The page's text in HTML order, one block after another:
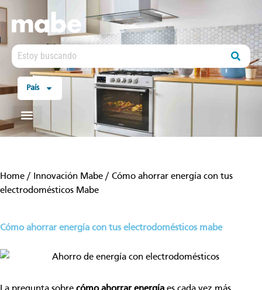
País
Home / Innovación Mabe / Cómo ahorrar energía con tus
electrodomésticos Mabe
cómo ahorrar energía con tus electrodomésticos mabe